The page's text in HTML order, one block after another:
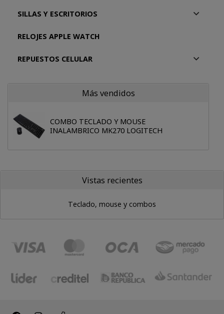
SILLAS Y ESCRITORIOS
RELOJES APPLE WATCH
REPUESTOS CELULAR
Más vendidos
COMBO TECLADO Y MOUSE
INALAMBRICO MK270 LOGITECH
Vistas recientes
Teclado, mouse y combos